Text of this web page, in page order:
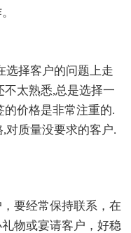
选择客户的问题上走
太熟悉,总是选择一
价格是非常注重的.
对质量没要求的客户.
要经常保持联系，在
物或宴请客户，好稳